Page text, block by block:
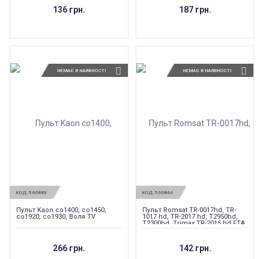
136 грн. 187 грн.
НЕМАЄ В НАЯВНОСТІ
КОД: 560883
Пульт Kaon co1400, co1450,
co1920, co1930, Воля TV
266 грн.
НЕМАЄ В НАЯВНОСТІ
КОД: 560844
Пульт Romsat TR-0017hd, TR-
1017 hd, TR-2017 hd, T2950hd,
T2300hd, Trimax TR-2015 hd FTA
PVR, Simax HDTR F3
142 грн.